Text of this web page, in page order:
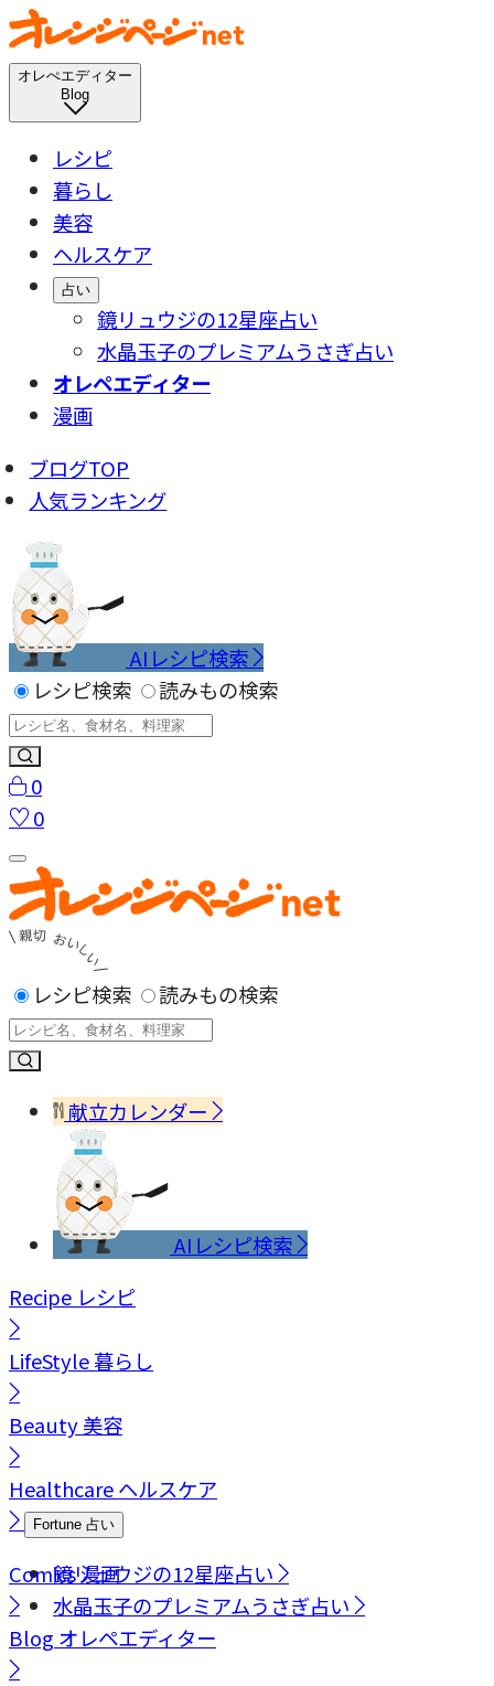
オレぺエディター
Blog
レシピ
暮らし
美容
ヘルスケア
占い
鏡リュウジの12星座占い
水晶玉子のプレミアムうさぎ占い
オレペエディター
漫画
ブログTOP
人気ランキング
AIレシピ検索
レシピ検索
読みもの検索
0
0
レシピ検索 読みもの検索
献立カレンダー
AIレシピ検索
Recipe レシピ
LifeStyle暮らし
Beauty美容
Healthcareヘルスケア
Fortune 占い
鏡リュウジの12星座占い
水晶玉子のプレミアムうさぎ占い
Comics漫画
Blog オレペエディター